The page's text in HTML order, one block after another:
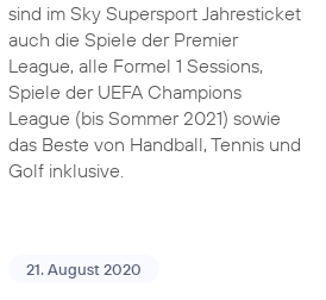
sind im Sky Supersport Jahresticket
auch die Spiele der Premier
League, alle Formel 1 Sessions,
Spiele der UEFA Champions
League (bis Sommer 2021) sowie
das Beste von Handball, Tennis und
Golf inklusive.
21. August 2020